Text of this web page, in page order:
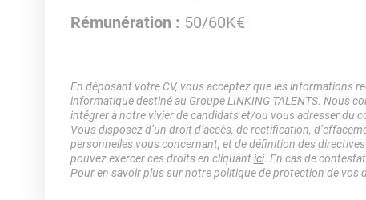
Rémunération : 50/60K€
En déposant votre CV, vous acceptez que les informations
informatique destiné au Groupe LINKING TALENTS. Nous
intégrer à notre vivier de candidats et/ou vous adresser du
Vous disposez d’un droit d’accès, de rectification,
personnelles vous concernant, et de définition des
pouvez exercer ces droits en cliquantici. En cas de
Pour en savoir plus sur notre politique de protection de vos